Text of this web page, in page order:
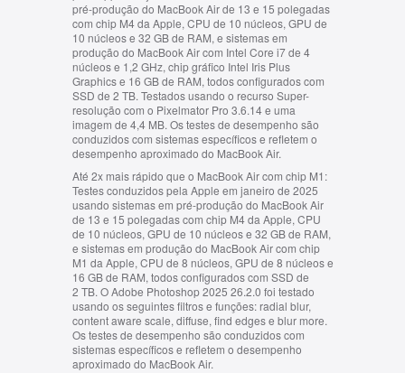
pré-produção do MacBook Air de 13 e 15 polegadas
com chip M4 da Apple, CPU de 10 núcleos, GPU de
10 núcleos e 32 GB de RAM, e sistemas em
produção do MacBook Air com Intel Core i7 de 4
núcleos e 1,2 GHz, chip gráfico Intel Iris Plus
Graphics e 16 GB de RAM, todos configurados com
SSD de 2 TB. Testados usando o recurso Super-
resolução com o Pixelmator Pro 3.6.14 e uma
imagem de 4,4 MB. Os testes de desempenho são
conduzidos com sistemas específicos e refletem o
desempenho aproximado do MacBook Air.
Até 2x mais rápido que o MacBook Air com chip M1:
Testes conduzidos pela Apple em janeiro de 2025
usando sistemas em pré-produção do MacBook Air
de 13 e 15 polegadas com chip M4 da Apple, CPU
de 10 núcleos, GPU de 10 núcleos e 32 GB de RAM,
e sistemas em produção do MacBook Air com chip
M1 da Apple, CPU de 8 núcleos, GPU de 8 núcleos e
16 GB de RAM, todos configurados com SSD de
2 TB. O Adobe Photoshop 2025 26.2.0 foi testado
usando os seguintes filtros e funções: radial blur,
content aware scale, diffuse, find edges e blur more.
Os testes de desempenho são conduzidos com
sistemas específicos e refletem o desempenho
aproximado do MacBook Air.